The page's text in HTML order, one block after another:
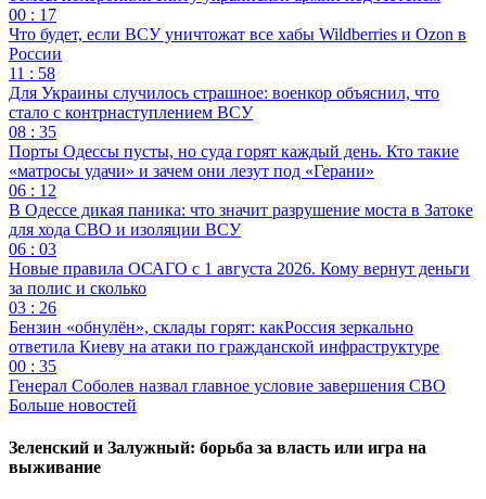
00 : 17
Что будет, если ВСУ уничтожат все хабы Wildberries и Ozon в
России
11 : 58
Для Украины случилось страшное: военкор объяснил, что
стало с контрнаступлением ВСУ
08 : 35
Порты Одессы пусты, но суда горят каждый день. Кто такие
«матросы удачи» и зачем они лезут под «Герани»
06 : 12
В Одессе дикая паника: что значит разрушение моста в Затоке
для хода СВО и изоляции ВСУ
06 : 03
Новые правила ОСАГО с 1 августа 2026. Кому вернут деньги
за полис и сколько
03 : 26
Бензин «обнулён», склады горят: какРоссия зеркально
ответила Киеву на атаки по гражданской инфраструктуре
00 : 35
Генерал Соболев назвал главное условие завершения СВО
Больше новостей
Зеленский и Залужный: борьба за власть или игра на
выживание